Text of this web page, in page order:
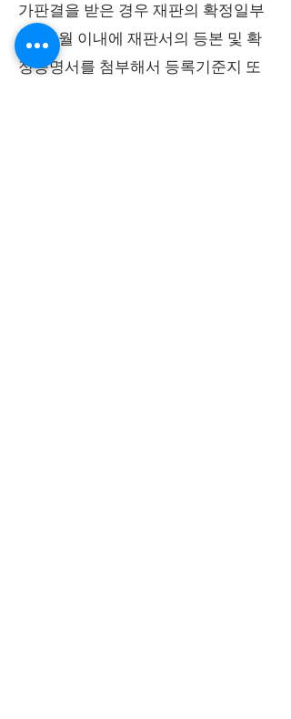
가판결을 받은 경우 재판의 확정일부
터 1개월 이내에 재판서의 등본 및 확
정증명서를 첨부해서 등록기준지 또